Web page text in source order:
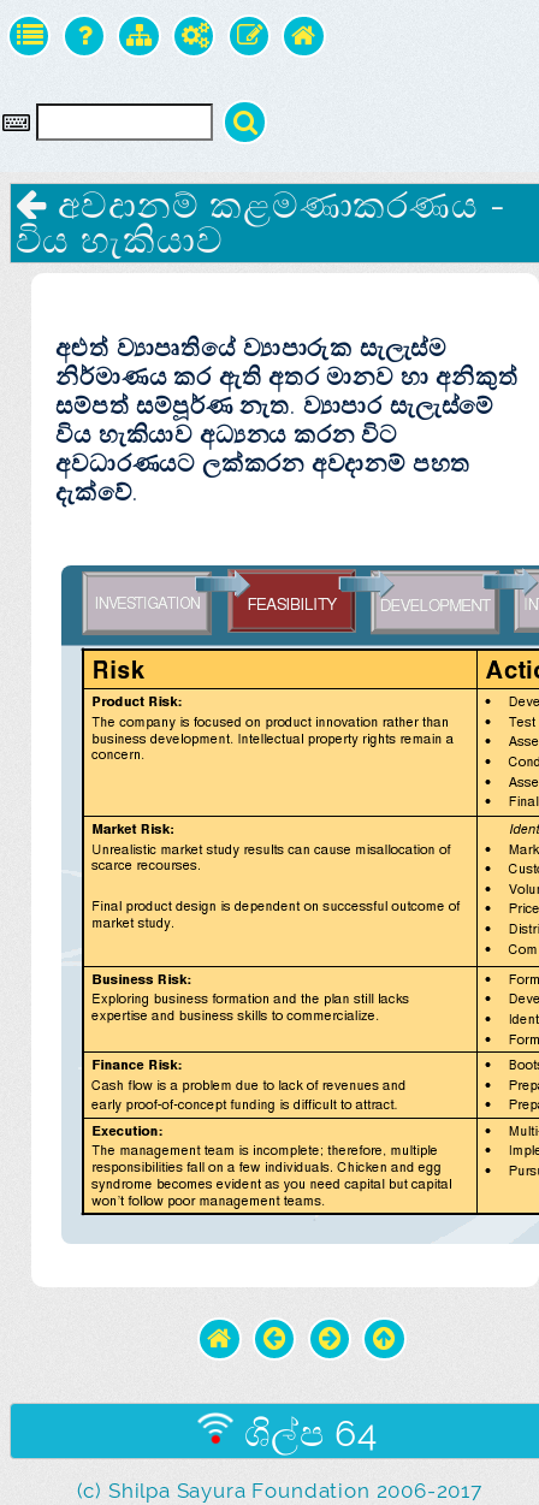
අවදානම් කළමණාකරණය -
විය හැකියාව
අළුත් ව්‍යාපෘතියේ ව්‍යාපාරුක සැලැස්ම
නිර්මාණය කර ඇති අතර මානව හා අනිකුත්
සම්පත් සම්පූර්ණ නැත. ව්‍යාපාර සැලැස්මේ
විය හැකියාව අධ්‍යනය කරන විට
අවධාරණයට ලක්කරන අවදානම් පහත
දැක්වේ.
ශිල්ප 64
(c) Shilpa Sayura Foundation 2006-2017